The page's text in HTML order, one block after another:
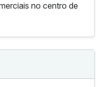
no centro de